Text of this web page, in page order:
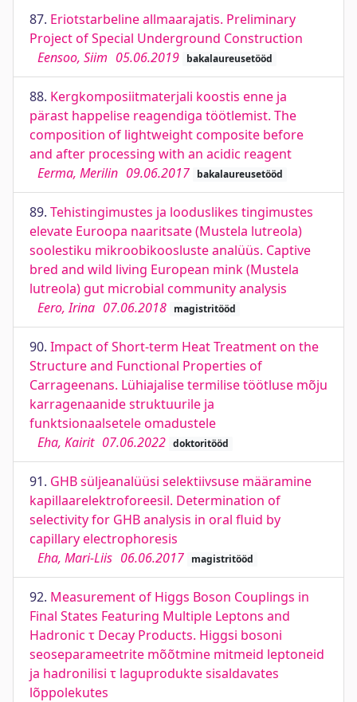
87. Eriotstarbeline allmaarajatis. Preliminary
Project of Special Underground Construction
Eensoo, Siim 05.06.2019 bakalaureusetööd
88. Kergkomposiitmaterjali koostis enne ja
pärast happelise reagendiga töötlemist. The
composition of lightweight composite before
and after processing with an acidic reagent
Eerma, Merilin 09.06.2017 bakalaureusetööd
89. Tehistingimustes ja looduslikes tingimustes
elevate Euroopa naaritsate (Mustela lutreola)
soolestiku mikroobikoosluste analüüs. Captive
bred and wild living European mink (Mustela
lutreola) gut microbial community analysis
Eero, Irina 07.06.2018 magistritööd
90. Impact of Short-term Heat Treatment on the
Structure and Functional Properties of
Carrageenans. Lühiajalise termilise töötluse mõju
karragenaanide struktuurile ja
funktsionaalsetele omadustele
Eha, Kairit 07.06.2022 doktoritööd
91. GHB süljeanalüüsi selektiivsuse määramine
kapillaarelektroforeesil. Determination of
selectivity for GHB analysis in oral fluid by
capillary electrophoresis
Eha, Mari-Liis 06.06.2017 magistritööd
92. Measurement of Higgs Boson Couplings in
Final States Featuring Multiple Leptons and
Hadronic τ Decay Products. Higgsi bosoni
seoseparameetrite mõõtmine mitmeid leptoneid
ja hadronilisi τ laguprodukte sisaldavates
lõppolekutes